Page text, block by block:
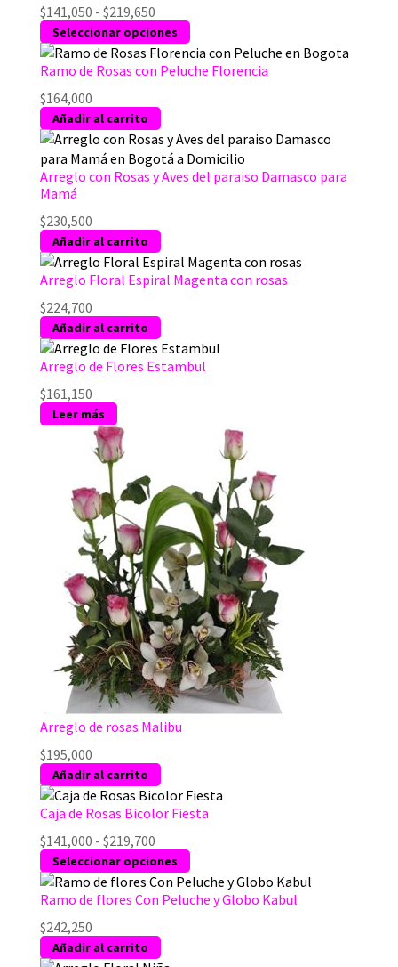
$141,050 - $219,650Rango
de
precios:
desde
hasta
$219,650
Seleccionar opciones
Este
producto
tiene
opciones
se
pueden
página
de
Ramo de Rosas con Peluche Florencia
$164,000
Añadir al carrito
Arreglo con Rosas y Aves del paraiso Damasco para
Mamá
$230,500
Añadir al carrito
Arreglo Floral Espiral Magenta con rosas
$224,700
Añadir al carrito
Arreglo de Flores Estambul
$161,150
Leer más
Arreglo de rosas Malibu
$195,000
Añadir al carrito
Caja de Rosas Bicolor Fiesta
$141,000 - $219,700Rango
de
precios:
desde
hasta
$219,700
Seleccionar opciones
Este
producto
tiene
Ramo de flores Con Peluche y Globo Kabul
$242,250
Añadir al carrito